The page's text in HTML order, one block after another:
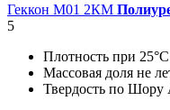
Геккон М01 2КМ
5
Плотность при
Массовая доля не
Твердость по Шору